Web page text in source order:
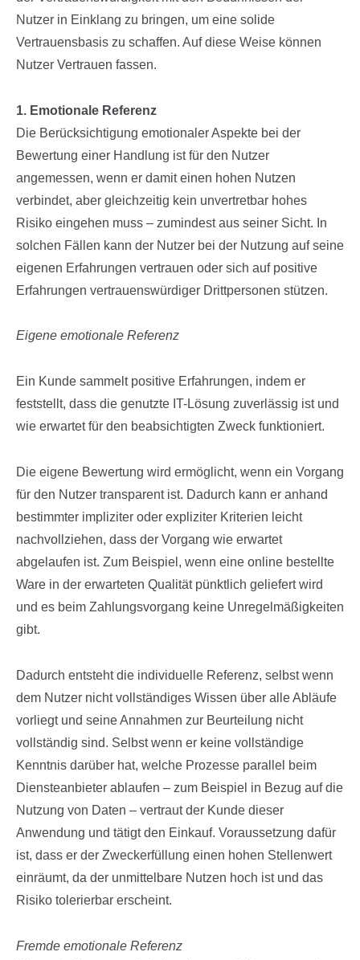
Nutzer in Einklang zu bringen, um eine solide
Vertrauensbasis zu schaffen. Auf diese Weise können
Nutzer Vertrauen fassen.
1. Emotionale Referenz
Die Berücksichtigung emotionaler Aspekte bei der
Bewertung einer Handlung ist für den Nutzer
angemessen, wenn er damit einen hohen Nutzen
verbindet, aber gleichzeitig kein unvertretbar hohes
Risiko eingehen muss – zumindest aus seiner Sicht. In
solchen Fällen kann der Nutzer bei der Nutzung auf seine
eigenen Erfahrungen vertrauen oder sich auf positive
Erfahrungen vertrauenswürdiger Drittpersonen stützen.
Eigene emotionale Referenz
Ein Kunde sammelt positive Erfahrungen, indem er
feststellt, dass die genutzte IT-Lösung zuverlässig ist und
wie erwartet für den beabsichtigten Zweck funktioniert.
Die eigene Bewertung wird ermöglicht, wenn ein Vorgang
für den Nutzer transparent ist. Dadurch kann er anhand
bestimmter impliziter oder expliziter Kriterien leicht
nachvollziehen, dass der Vorgang wie erwartet
abgelaufen ist. Zum Beispiel, wenn eine online bestellte
Ware in der erwarteten Qualität pünktlich geliefert wird
und es beim Zahlungsvorgang keine Unregelmäßigkeiten
gibt.
Dadurch entsteht die individuelle Referenz, selbst wenn
dem Nutzer nicht vollständiges Wissen über alle Abläufe
vorliegt und seine Annahmen zur Beurteilung nicht
vollständig sind. Selbst wenn er keine vollständige
Kenntnis darüber hat, welche Prozesse parallel beim
Diensteanbieter ablaufen – zum Beispiel in Bezug auf die
Nutzung von Daten – vertraut der Kunde dieser
Anwendung und tätigt den Einkauf. Voraussetzung dafür
ist, dass er der Zweckerfüllung einen hohen Stellenwert
einräumt, da der unmittelbare Nutzen hoch ist und das
Risiko tolerierbar erscheint.
Fremde emotionale Referenz